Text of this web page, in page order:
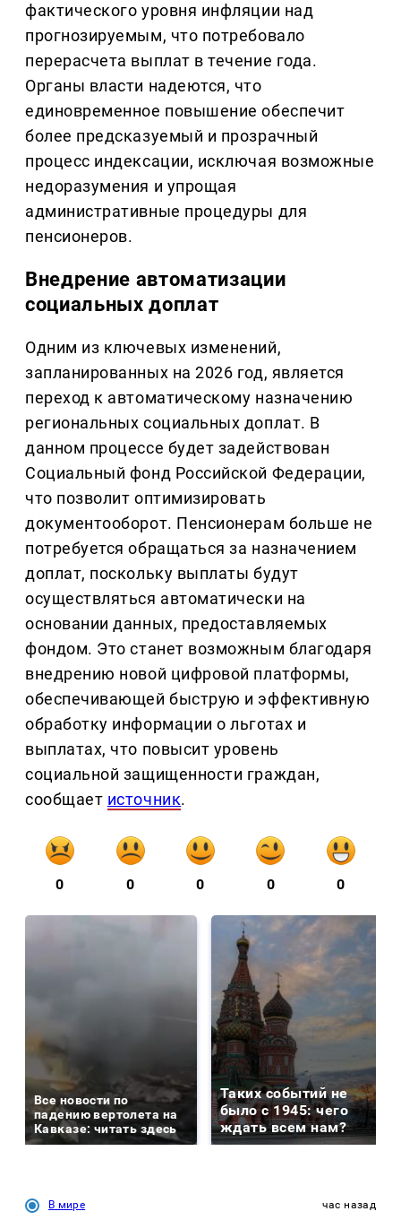
фактического уровня инфляции над
прогнозируемым, что потребовало
перерасчета выплат в течение года.
Органы власти надеются, что
единовременное повышение обеспечит
более предсказуемый и прозрачный
процесс индексации, исключая возможные
недоразумения и упрощая
административные процедуры для
пенсионеров.
Внедрение автоматизации
социальных доплат
Одним из ключевых изменений,
запланированных на 2026 год, является
переход к автоматическому назначению
региональных социальных доплат. В
данном процессе будет задействован
Социальный фонд Российской Федерации,
что позволит оптимизировать
документооборот. Пенсионерам больше не
потребуется обращаться за назначением
доплат, поскольку выплаты будут
осуществляться автоматически на
основании данных, предоставляемых
фондом. Это станет возможным благодаря
внедрению новой цифровой платформы,
обеспечивающей быструю и эффективную
обработку информации о льготах и
выплатах, что повысит уровень
социальной защищенности граждан,
сообщает источник.
0 0 0 0 0
Все новости по
падению вертолета на
Кавказе: читать здесь
Таких событий не
было с 1945: чего
ждать всем нам?
В мире час назад